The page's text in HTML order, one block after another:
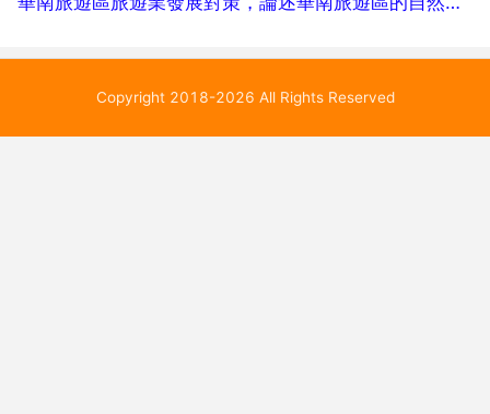
Copyright 2018-2026 All Rights Reserved